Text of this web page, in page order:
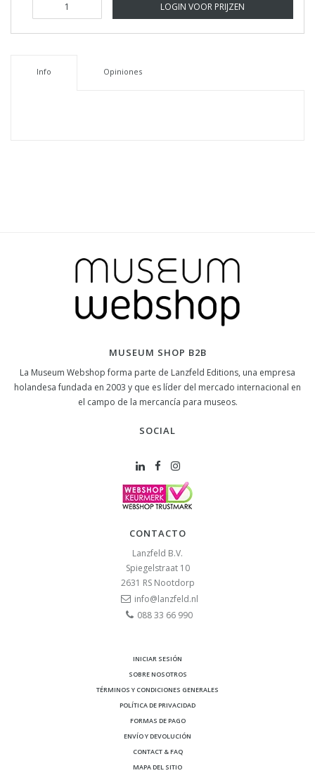
LOGIN VOOR PRIJZEN
Info Opiniones
MUSEUM SHOP B2B
La Museum Webshop forma parte de Lanzfeld Editions, una empresa
holandesa fundada en 2003 y que es líder del mercado internacional en
el campo de la mercancía para museos.
SOCIAL
CONTACTO
Lanzfeld B.V.
Spiegelstraat 10
2631 RS Nootdorp
info@lanzfeld.nl
088 33 66 990
INICIAR SESIÓN
SOBRE NOSOTROS
TÉRMINOS Y CONDICIONES GENERALES
POLÍTICA DE PRIVACIDAD
FORMAS DE PAGO
ENVÍO Y DEVOLUCIÓN
CONTACT & FAQ
MAPA DEL SITIO